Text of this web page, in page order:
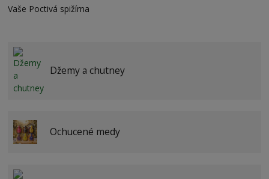
Vaše Poctivá spižírna
Džemy a chutney
Ochucené medy